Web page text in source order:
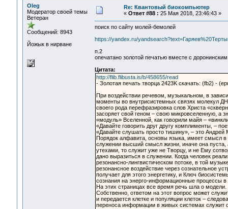
Oleg
Модератор своей темы
Ветеран
Сообщений: 8943
Йожык в нирване
Re: Квантовый биокомпьютер
« Ответ #88 : 25 Мая 2018, 23:46:43 »
поиск по сайту молей-бемолей
https://yandex.ru/
п.2
опечатано золотой печатью вместе с
Цитата:
http://flib.flibusta.is/b/458655/read
- Золотая печать творца 2423K скачать: (fb2) -
При воздействии речевом, музыкальном, в
моменты во внутрисистемных связях молекул
своего рода перефразировка слов Христа
засоряет свой геном – свою микровселенную, а
«модуль» Вселенной, как говорили майя –
«Давайте говорить друг другу комплименты, –
«Давайте слушать просто тишину», – это Андрей
Порядок алфавита, основы языка, имеет смысл
служении высший смысл жизни, иначе она пуста,
утехами, то служит уже не Творцу, и не Ему
дано выразиться в служении. Когда человек
резонансно-лингвистическом потоке, в той
резонансное воздействие через сознательное
получает для этого энергетику, и Ключ
сознания на энерго-информационные процессы
На этих страницах все время речь шла о
Собственно, ответом на этот вопрос может
и передается клетке и популяции клеток –
переноса информации в живых системах служит